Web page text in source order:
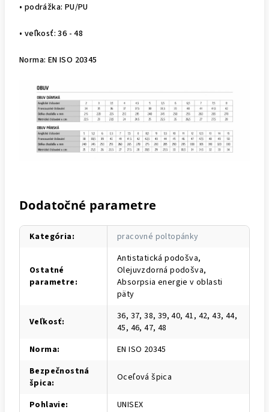
• podrážka: PU/PU
• veľkosť: 36 - 48
Norma: EN ISO 20345
Dodatočné parametre
Kategória: pracovné poltopánky
Ostatné
parametre:
Antistatická podošva,
Olejuvzdorná podošva,
Absorpsia energie v oblasti
päty
Veľkosť:
36, 37, 38, 39, 40, 41, 42, 43, 44,
45, 46, 47, 48
Norma:
EN ISO 20345
Bezpečnostná
špica: Oceľová špica
Pohlavie:
UNISEX